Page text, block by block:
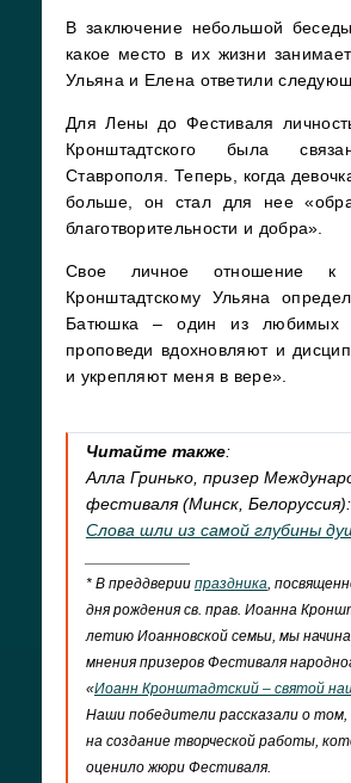
В заключение небольшой
какое место в их жизни
Ульяна и Елена ответили
Для Лены до Фестиваля
Кронштадтского была
Ставрополя. Теперь, когда
больше, он стал для нее
благотворительности и добра».
Свое личное отношение к
Кронштадтскому Ульяна
Батюшка – один из любимых
проповеди вдохновляют и
и укрепляют меня в вере».
Читайте также:
Алла Гринько, призер
фестиваля (Минск, Белоруссия):
Слова шли из самой глубины
* В преддверии праздника ,
дня рождения св. прав. Иоанна
летию Иоанновской семьи, мы
мнения призеров Фестиваля
«Иоанн Кронштадтский – святой
Наши победители рассказали о том,
на создание творческой работы,
оценило жюри Фестиваля.